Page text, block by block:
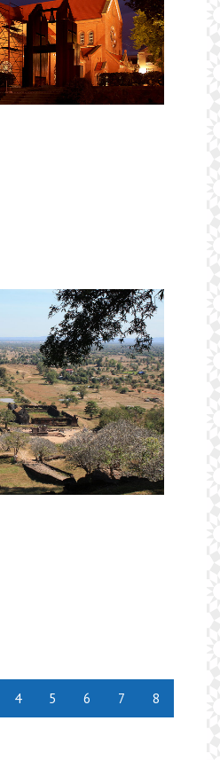
4 5 6 7 8